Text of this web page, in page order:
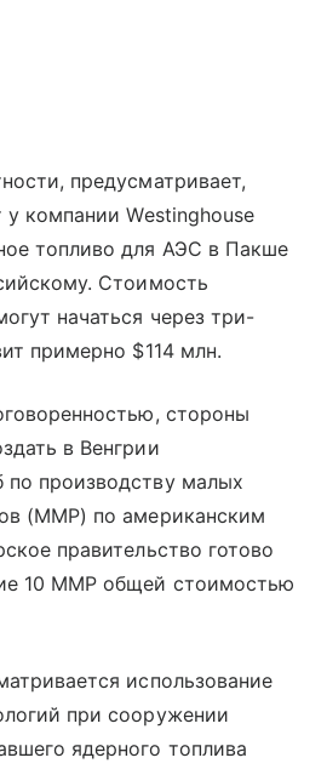
предусматривает,
у компании Westinghouse
топливо для АЭС в Пакше
Стоимость
начаться через три-
примерно $114 млн.
стороны
в Венгрии
производству малых
(ММР) по американским
правительство готово
10 ММР общей стоимостью
использование
при сооружении
ядерного топлива